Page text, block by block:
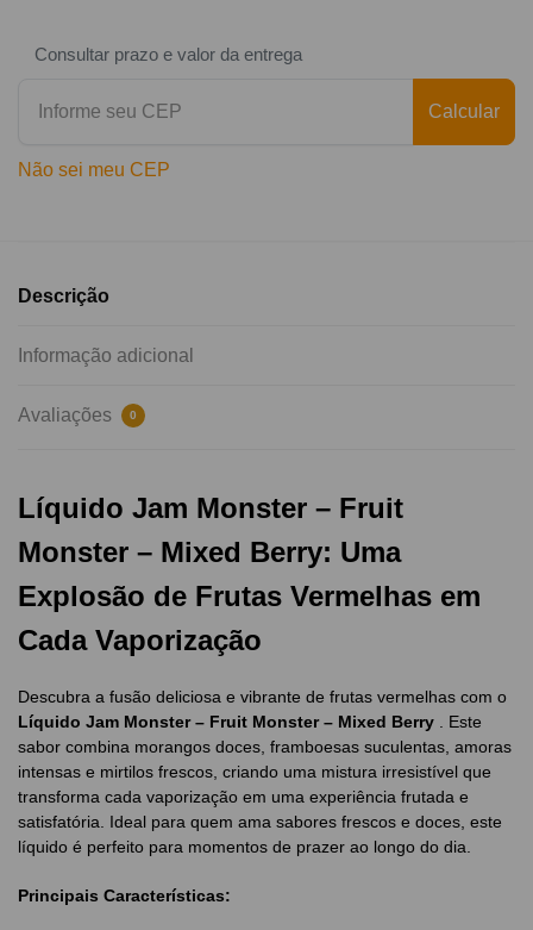
Consultar prazo e valor da entrega
Calcular
Não sei meu CEP
Descrição
Informação adicional
Avaliações 0
Líquido Jam Monster – Fruit
Monster – Mixed Berry: Uma
Explosão de Frutas Vermelhas em
Cada Vaporização
Descubra a fusão deliciosa e vibrante de frutas vermelhas com o
Líquido Jam Monster – Fruit Monster – Mixed Berry . Este
sabor combina morangos doces, framboesas suculentas, amoras
intensas e mirtilos frescos, criando uma mistura irresistível que
transforma cada vaporização em uma experiência frutada e
satisfatória. Ideal para quem ama sabores frescos e doces, este
líquido é perfeito para momentos de prazer ao longo do dia.
Principais Características: